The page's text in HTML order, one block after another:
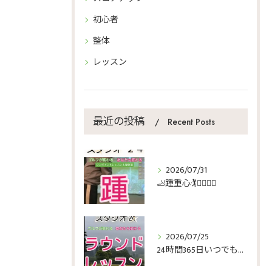
初心者
整体
レッスン
最近の投稿 Recent Posts
2026/07/31
🦶踵重心🏌️🏌️‍♀️🏌️‍♂️
2026/07/25
24時間365日いつでもゴルフ🏌️🏌️‍♀️🏌️‍♂️